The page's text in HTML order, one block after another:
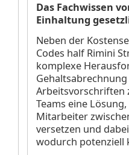
Das Fachwissen
Einhaltung
Neben der
Codes half Rimini
komplexe
Arbeitsvorschriften
Teams eine
Mitarbeiter
versetzen und
wodurch potenziell